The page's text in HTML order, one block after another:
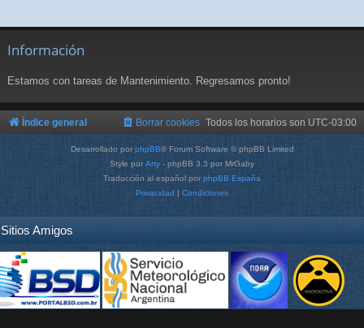
Información
Estamos con tareas de Mantenimiento. Regresamos pronto!
Índice general Todos los horarios son UTC-03:00
Borrar cookies
Desarrollado por phpBB® Forum Software © phpBB Limited
Style por Arty - phpBB 3.3 por MrGaby
Traducción al español por phpBB España
Privacidad | Condiciones
Sitios Amigos